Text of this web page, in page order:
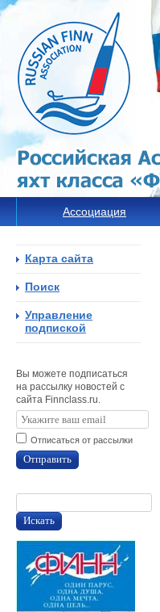
Ассоциация
Карта сайта
Поиск
Управление
подпиской
Вы можете подписаться
на рассылку новостей с
сайта Finnclass.ru.
Отписаться от рассылки
Отправить
Искать